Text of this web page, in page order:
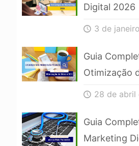
Digital 2026
3 de
Guia
Otimização
28 de abril
Guia
Marketing